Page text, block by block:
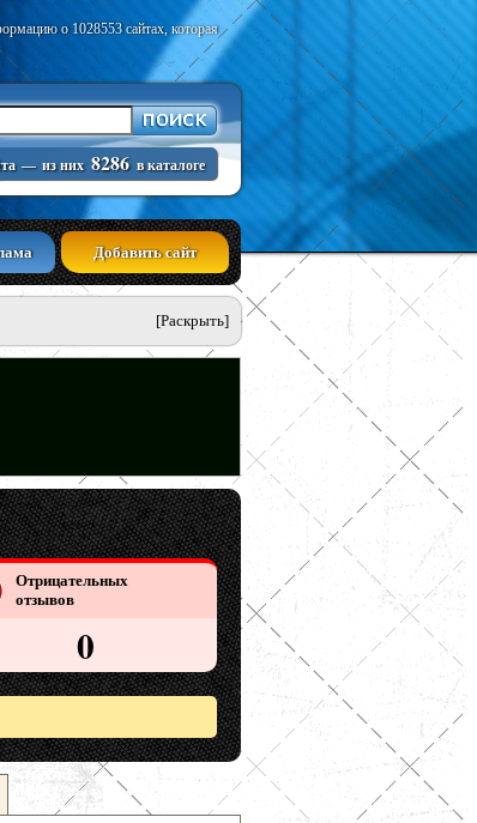
о 1028553 сайтах, которая
— из них 8286 в каталоге
Добавить сайт
[Раскрыть]
Отрицательных
отзывов
0